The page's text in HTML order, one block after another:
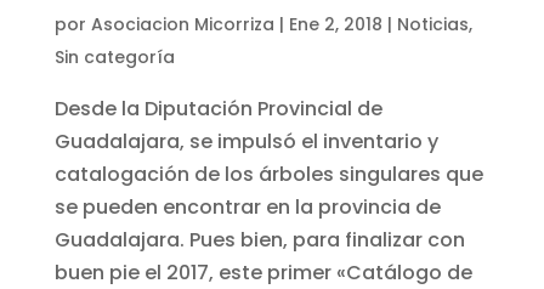
por Asociacion Micorriza | Ene 2, 2018 | Noticias,
Sin categoría
Desde la Diputación Provincial de
Guadalajara, se impulsó el inventario y
catalogación de los árboles singulares que
se pueden encontrar en la provincia de
Guadalajara. Pues bien, para finalizar con
buen pie el 2017, este primer «Catálogo de